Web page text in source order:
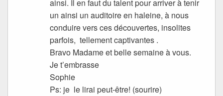
ainsi. Il en faut du talent pour arriver à tenir
un ainsi un auditoire en haleine, à nous
conduire vers ces découvertes, insolites
parfois, tellement captivantes .
Bravo Madame et belle semaine à vous.
Je t’embrasse
Sophie
Ps: je le lirai peut-être! (sourire)